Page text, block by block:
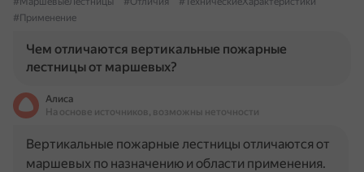
#Применение
Чем отличаются вертикальные пожарные
лестницы от маршевых?
Алиса
На основе источников, возможны неточности
Вертикальные пожарные лестницы отличаются от
маршевых по назначению и области применения.